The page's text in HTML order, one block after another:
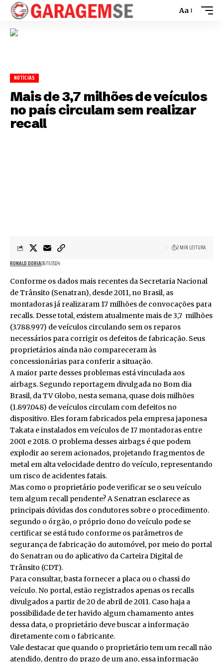
Aa
NOTÍCIAS
Mais de 3,7 milhões de veículos
no país circulam sem realizar
recall
RONALD DORIA08/11/2024
2 MIN LEITURA
Conforme os dados mais recentes da Secretaria Nacional
de Trânsito (Senatran), desde 2011, no Brasil, as
montadoras já realizaram 17 milhões de convocações para
recalls. Desse total, existem atualmente mais de 3,7 milhões
(3.788.997) de veículos circulando sem os reparos
necessários para corrigir os defeitos de fabricação. Seus
proprietários ainda não compareceram às
concessionárias para conferir a situação.
A maior parte desses problemas está vinculada aos
airbags. Segundo reportagem divulgada no Bom dia
Brasil, da TV Globo, nesta semana, quase dois milhões
(1.897.048) de veículos circulam com defeitos no
dispositivo. Eles foram fabricados pela empresa japonesa
Takata e instalados em veículos de 17 montadoras entre
2001 e 2018. O problema desses airbags é que podem
explodir ao serem acionados, projetando fragmentos de
metal em alta velocidade dentro do veículo, representando
um risco de acidentes fatais.
Mas como o proprietário pode verificar se o seu veículo
tem algum recall pendente? A Senatran esclarece as
principais dúvidas dos condutores sobre o procedimento.
segundo o órgão, o próprio dono do veículo pode se
certificar se está tudo conforme os parâmetros de
segurança de fabricação do automóvel, por meio do portal
do Senatran ou do aplicativo da Carteira Digital de
Trânsito (CDT).
Para consultar, basta fornecer a placa ou o chassi do
veículo. No portal, estão registrados apenas os recalls
divulgados a partir de 20 de abril de 2011. Caso haja a
possibilidade de ter havido algum chamamento antes
dessa data, o proprietário deve buscar a informação
diretamente com o fabricante.
Vale destacar que quando o proprietário tem um recall não
atendido, dentro do prazo de um ano, essa informação